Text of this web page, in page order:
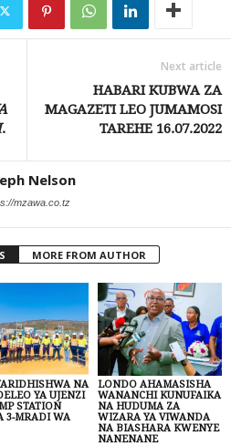
.
Next article
HABARI KUBWA ZA
MAGAZETI LEO JUMAMOSI
TAREHE 16.07.2022
Nelson
mzawa.co.tz
MORE FROM AUTHOR
NA
YA UJENZI
STATION
3-MRADI WA
LONDO AHAMASISHA
WANANCHI KUNUFAIKA
NA HUDUMA ZA
WIZARA YA VIWANDA
NA BIASHARA KWENYE
NANENANE